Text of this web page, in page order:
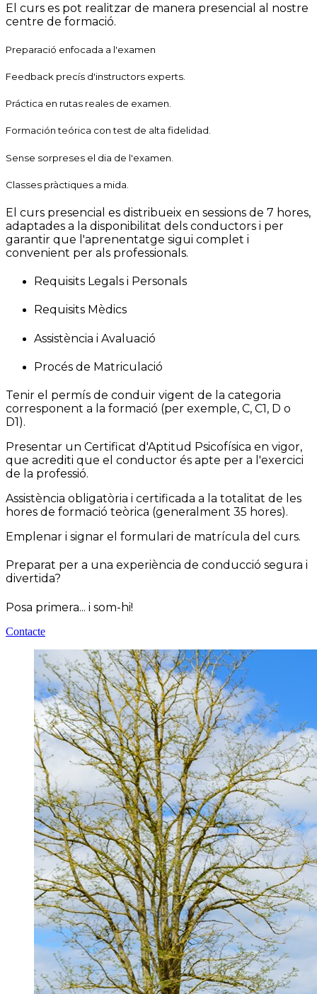
El curs es pot realitzar de manera presencial al nostre
centre de formació.
Preparació enfocada a l'examen
Feedback precís d'instructors experts.
Práctica en rutas reales de examen.
Formación teórica con test de alta fidelidad.
Sense sorpreses el dia de l'examen.
Classes pràctiques a mida.
El curs presencial es distribueix en sessions de 7 hores,
adaptades a la disponibilitat dels conductors i per
garantir que l'aprenentatge sigui complet i
convenient per als professionals.
Requisits Legals i Personals
Requisits Mèdics
Assistència i Avaluació
Procés de Matriculació
Tenir el permís de conduir vigent de la categoria
corresponent a la formació (per exemple, C, C1, D o
D1).
Presentar un Certificat d'Aptitud Psicofísica en vigor,
que acrediti que el conductor és apte per a l'exercici
de la professió.
Assistència obligatòria i certificada a la totalitat de les
hores de formació teòrica (generalment 35 hores).
Emplenar i signar el formulari de matrícula del curs.
Preparat per a una experiència de conducció segura i
divertida?
Posa primera... i som-hi!
Contacte